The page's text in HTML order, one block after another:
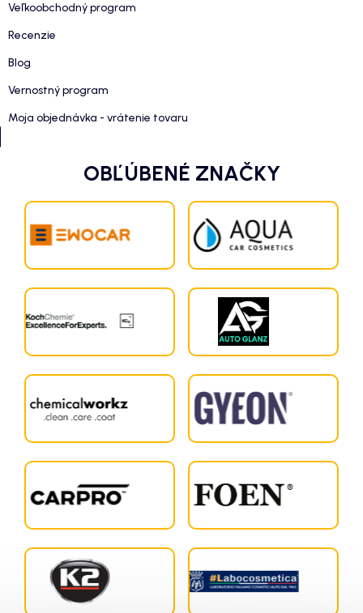
Veľkoobchodný program
Recenzie
Blog
Vernostný program
Moja objednávka - vrátenie tovaru
OBĽÚBENÉ ZNAČKY